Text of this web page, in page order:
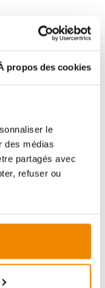
propos des cookies
le
des médias
partagés avec
refuser ou
de poêles
sur le
question ne